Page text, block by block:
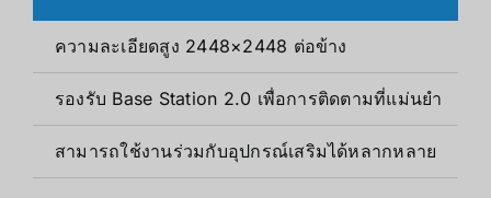
ความละเอียดสูง 2448×2448 ต่อข้าง
รองรับ Base Station 2.0 เพื่อการติดตามที่แม่นยำ
สามารถใช้งานร่วมกับอุปกรณ์เสริมได้หลากหลาย